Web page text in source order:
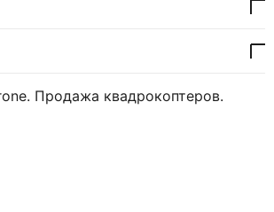
Продажа квадрокоптеров.